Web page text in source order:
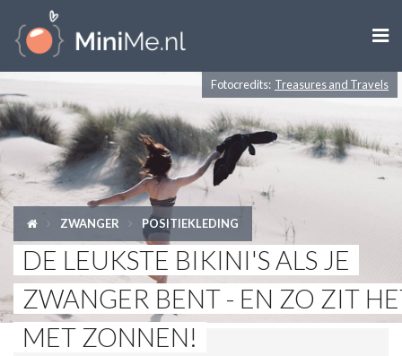

ZWANGER WORDEN
ZWANGER
BABY
PEUTER
KIND
LIFESTYLE
Fotocredits: Treasures and Travels
ZWANGER POSITIEKLEDING
DE LEUKSTE BIKINI'S ALS JE
ZWANGER BENT - EN ZO ZIT
MET ZONNEN!